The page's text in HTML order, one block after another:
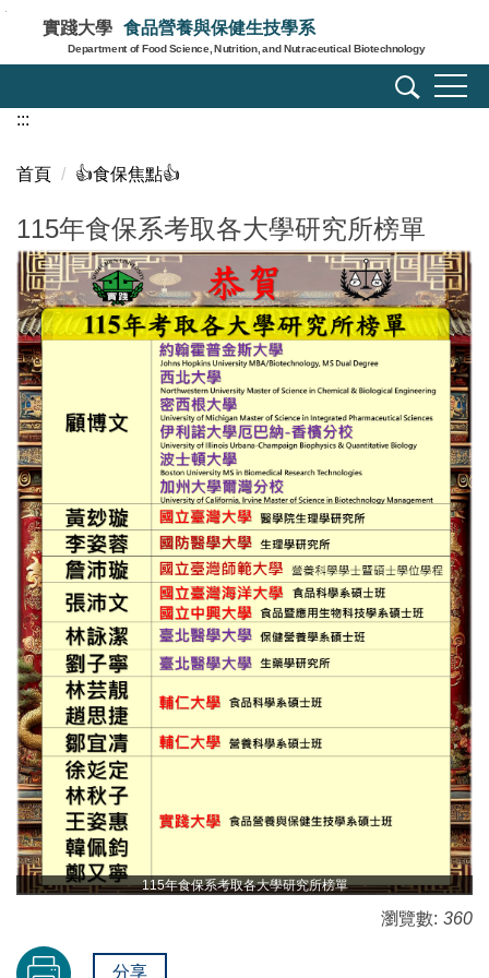
主
內
區
實踐大學 食品營養與保健生技學系
Department of Food Science, Nutrition, and Nutraceutical Biotechnology
:::
首頁 👍️食保焦點👍️
115年食保系考取各大學研究所榜單
115年食保系考取各大學研究所榜單
瀏覽數: 360
分享